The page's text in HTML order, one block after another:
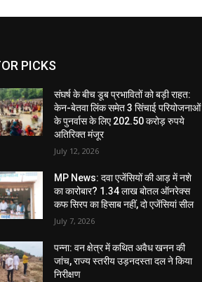
PICKS
संघर्ष के बीच डूब प्रभावितों को बड़ी राहत:
केन-बेतवा लिंक समेत 3 सिंचाई परियोजनाओं
के पुनर्वास के लिए 202.50 करोड़ रुपये
अतिरिक्त मंजूर
July 12, 2026
MP News: दवा एजेंसियों की आड़ में नशे
का कारोबार? 1.34 लाख बोतल ऑनरेक्स
कफ सिरप का हिसाब नहीं, दो एजेंसियां सील
July 7, 2026
पन्ना: वन क्षेत्र में कथित अवैध खनन की
जांच, राज्य स्तरीय उड़नदस्ता दल ने किया
निरीक्षण